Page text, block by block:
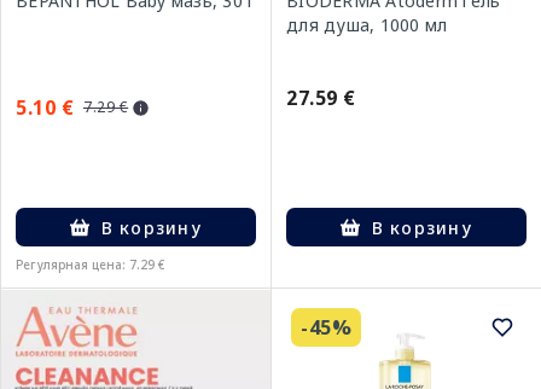
5.10 € 7.29 €
В корзину
Регулярная цена: 7.29 €
для душа, 1000 мл
27.59 €
В корзину
-45%